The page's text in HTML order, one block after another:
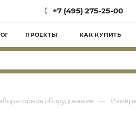
+7 (495) 275-25-00
ПРОЕКТЫ КАК КУПИТЬ
оборудование —